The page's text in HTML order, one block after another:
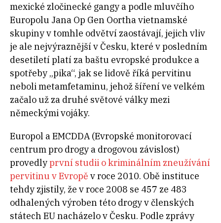
mexické zločinecké gangy a podle mluvčího
Europolu Jana Op Gen Oortha vietnamské
skupiny v tomhle odvětví zaostávají, jejich vliv
je ale nejvýraznější v Česku, které v posledním
desetiletí platí za baštu evropské produkce a
spotřeby „pika“, jak se lidově říká pervitinu
neboli metamfetaminu, jehož šíření ve velkém
začalo už za druhé světové války mezi
německými vojáky.
Europol a EMCDDA (Evropské monitorovací
centrum pro drogy a drogovou závislost)
provedlyprvní studii o kriminálním zneužívání
pervitinu v Evropě v roce 2010. Obě instituce
tehdy zjistily, že v roce 2008 se 457 ze 483
odhalených výroben této drogy v členských
státech EU nacházelo v Česku. Podle zprávy